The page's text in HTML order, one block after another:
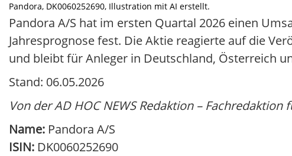
Pandora, DK0060252690, Illustration mit AI erstellt.
Pandora A/S hat im ersten Quartal 2026 einen
Jahresprognose fest. Die Aktie reagierte auf die
und bleibt für Anleger in Deutschland, Österreich
Stand: 06.05.2026
Von der AD HOC NEWS Redaktion –
Name: Pandora A/S
ISIN: DK0060252690